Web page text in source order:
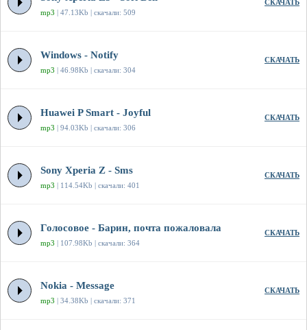
mp3 | 47.13Kb | скачали: 509
СКАЧАТЬ
Windows - Notify
mp3 | 46.98Kb | скачали: 304
СКАЧАТЬ
Huawei P Smart - Joyful
mp3 | 94.03Kb | скачали: 306
СКАЧАТЬ
Sony Xperia Z - Sms
mp3 | 114.54Kb | скачали: 401
СКАЧАТЬ
Голосовое - Барин, почта пожаловала
mp3 | 107.98Kb | скачали: 364
СКАЧАТЬ
Nokia - Message
mp3 | 34.38Kb | скачали: 371
СКАЧАТЬ